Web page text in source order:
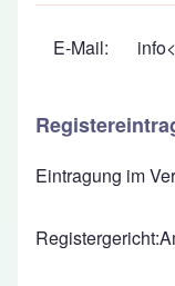
E-Mail:
Eintragung im